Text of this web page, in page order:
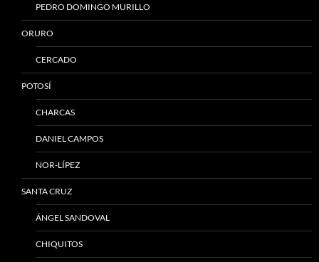
PEDRO DOMINGO MURILLO
ORURO
CERCADO
POTOSÍ
CHARCAS
DANIEL CAMPOS
NOR-LÍPEZ
SANTA CRUZ
ÁNGEL SANDOVAL
CHIQUITOS